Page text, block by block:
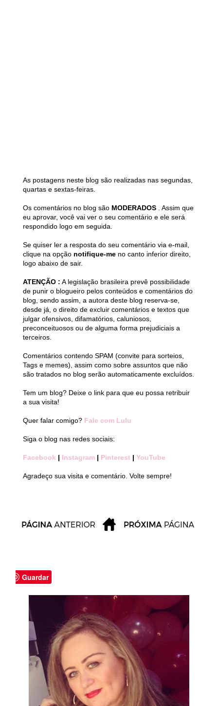
As postagens neste blog são realizadas nas segundas,
quartas e sextas-feiras.
Os comentários no blog são MODERADOS
. Assim que
eu aprovar, você vai ver o seu comentário e ele será
respondido logo em seguida.
Se quiser ler a resposta do seu comentário via e-mail,
clique na opção notifique-me no canto inferior direito,
logo abaixo de sair.
ATENÇÃO : A legislação brasileira prevê possibilidade
de punir o blogueiro pelos conteúdos e comentários do
blog, sendo assim, a autora deste blog reserva-se,
desde já, o direito de excluir comentários e textos que
julgar ofensivos, difamatórios, caluniosos,
preconceituosos ou de alguma forma prejudiciais a
terceiros.
Comentários contendo SPAM (convite para sorteios,
Tags e memes), assim como sobre assuntos que não
são tratados no blog serão automaticamente excluídos.
Tem um blog? Deixe o link para que eu possa retribuir
a sua visita!
Quer falar comigo? Fale com Lulu
Siga o blog nas redes sociais:
Facebook | Instagram | Pinterest | YouTube
Agradeço sua visita e comentário. Volte sempre!
Guardar